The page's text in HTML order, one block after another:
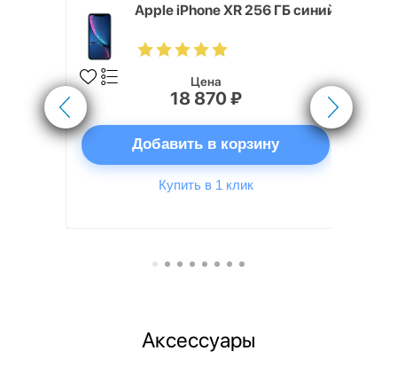
Apple iPhone XR 256 ГБ синий
Цена
18 870 ₽
Добавить в корзину
Купить в 1 клик
Аксессуары